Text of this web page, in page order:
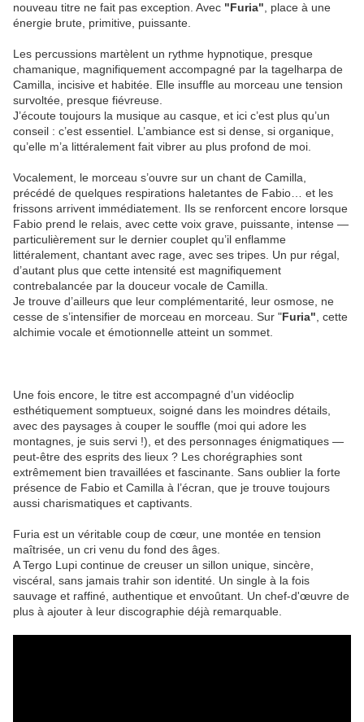
nouveau titre ne fait pas exception. Avec "Furia" , place à une
énergie brute, primitive, puissante.
Les percussions martèlent un rythme hypnotique, presque
chamanique, magnifiquement accompagné par la tagelharpa de
Camilla, incisive et habitée. Elle insuffle au morceau une tension
survoltée, presque fiévreuse.
J’écoute toujours la musique au casque, et ici c’est plus qu’un
conseil : c’est essentiel. L’ambiance est si dense, si organique,
qu’elle m’a littéralement fait vibrer au plus profond de moi.
Vocalement, le morceau s’ouvre sur un chant de Camilla,
précédé de quelques respirations haletantes de Fabio… et les
frissons arrivent immédiatement. Ils se renforcent encore lorsque
Fabio prend le relais, avec cette voix grave, puissante, intense —
particulièrement sur le dernier couplet qu’il enflamme
littéralement, chantant avec rage, avec ses tripes. Un pur régal,
d’autant plus que cette intensité est magnifiquement
contrebalancée par la douceur vocale de Camilla.
Je trouve d’ailleurs que leur complémentarité, leur osmose, ne
cesse de s’intensifier de morceau en morceau. Sur "Furia" , cette
alchimie vocale et émotionnelle atteint un sommet.
Une fois encore, le titre est accompagné d’un vidéoclip
esthétiquement somptueux, soigné dans les moindres détails,
avec des paysages à couper le souffle (moi qui adore les
montagnes, je suis servi !), et des personnages énigmatiques —
peut-être des esprits des lieux ? Les chorégraphies sont
extrêmement bien travaillées et fascinante. Sans oublier la forte
présence de Fabio et Camilla à l’écran, que je trouve toujours
aussi charismatiques et captivants.
Furia est un véritable coup de cœur, une montée en tension
maîtrisée, un cri venu du fond des âges.
A Tergo Lupi continue de creuser un sillon unique, sincère,
viscéral, sans jamais trahir son identité. Un single à la fois
sauvage et raffiné, authentique et envoûtant. Un chef-d'œuvre de
plus à ajouter à leur discographie déjà remarquable.